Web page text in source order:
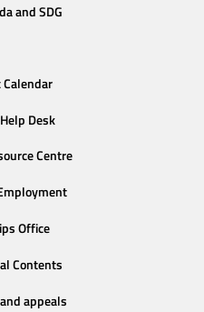
and SDG
Calendar
Desk
Centre
Office
Contents
appeals